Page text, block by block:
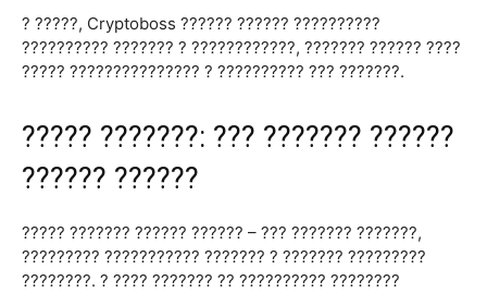
? ?????, Cryptoboss ?????? ?????? ??????????
?????????? ??????? ? ????????????, ??????? ?????? ????
????? ??????????????? ? ?????????? ??? ???????.
????? ???????: ??? ??????? ??????
?????? ??????
????? ??????? ?????? ?????? – ??? ??????? ???????,
????????? ??????????? ??????? ? ??????? ?????????
????????. ? ???? ??????? ?? ?????????? ????????